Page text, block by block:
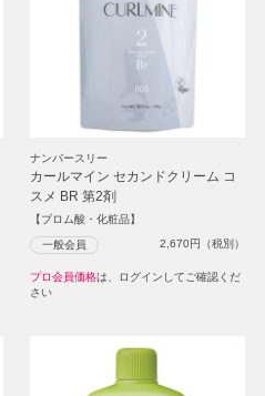
ナンバースリー
カールマイン セカンドクリーム コ
スメ BR 第2剤
【ブロム酸・化粧品】
一般会員 2,670円（税別）
プロ会員価格は、ログインしてご確認くだ
さい